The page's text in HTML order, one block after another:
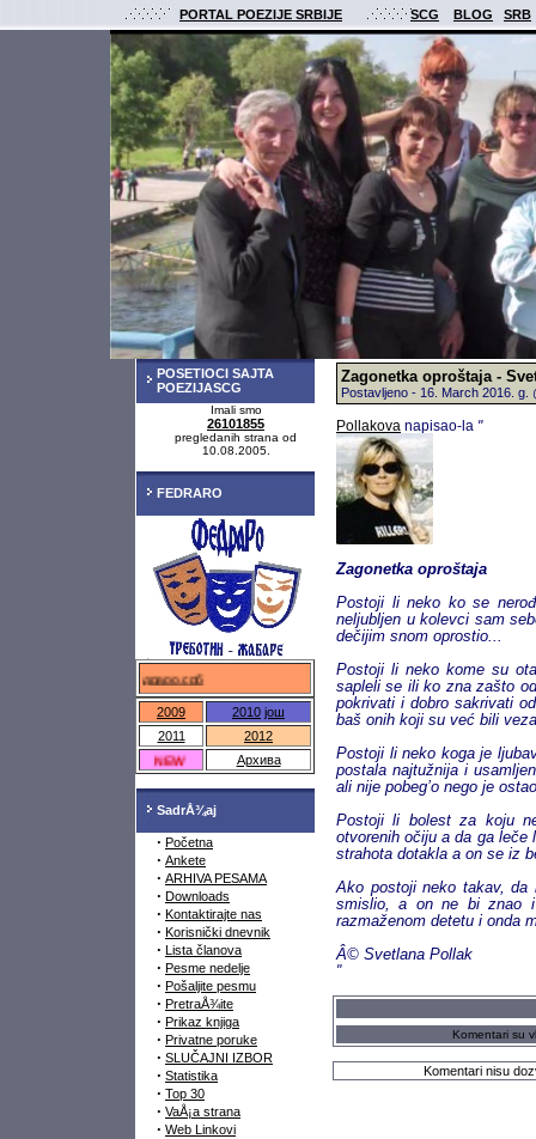
PORTAL POEZIJE SRBIJE SCG BLOG SRB
POSETIOCI SAJTA
POEZIJASCG
Imali smo
26101855
pregledanih strana od
10.08.2005.
FEDRARO
федраро.срб
2009 2010 још
2011
2012
NEW
Архива
SadrÅ¾aj
· Početna
· Ankete
· ARHIVA PESAMA
· Downloads
· Kontaktirajte nas
· Korisnički dnevnik
· Lista članova
· Pesme nedelje
· Pošaljite pesmu
· PretraÅ¾ite
· Prikaz knjiga
· Privatne poruke
· SLUČAJNI IZBOR
· Statistika
· Top 30
· VaÅ¡a strana
· Web Linkovi
Zagonetka oproštaja -
Postavljeno - 16. March 2016. g.
Pollakova napisao-la "
Zagonetka oproštaja
Postoji li neko ko se
neljubljen u kolevci sam
dečijim snom oprostio...
Postoji li neko kome su
sapleli se ili ko zna zašto
pokrivati i dobro sakrivati
baš onih koji su već bili
Postoji li neko koga je
postala najtužnija i
ali nije pobeg’o nego je
Postoji li bolest za koju
otvorenih očiju a da ga leče
strahota dotakla a on se iz
Ako postoji neko takav,
smislio, a on ne bi znao
razmaženom detetu i onda
Â© Svetlana Pollak
"
Komentari su
Komentari nisu